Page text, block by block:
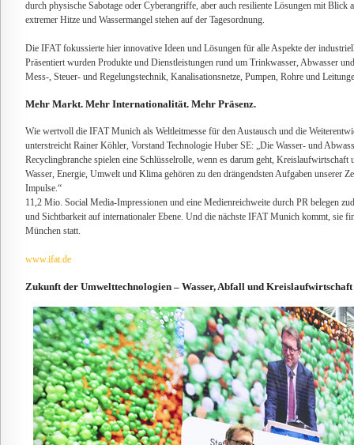
durch physische Sabotage oder Cyberangriffe, aber auch resiliente Lösungen mit Blick
extremer Hitze und Wassermangel stehen auf der Tagesordnung.
Die IFAT fokussierte hier innovative Ideen und Lösungen für alle Aspekte der
Präsentiert wurden Produkte und Dienstleistungen rund um Trinkwasser, Abwasser
Mess-, Steuer- und Regelungstechnik, Kanalisationsnetze, Pumpen, Rohre und
Mehr Markt. Mehr Internationalität. Mehr Präsenz.
Wie wertvoll die IFAT Munich als Weltleitmesse für den Austausch und die
unterstreicht Rainer Köhler, Vorstand Technologie Huber SE: „Die Wasser- und
Recyclingbranche spielen eine Schlüsselrolle, wenn es darum geht, Kreislaufwirtschaft
Wasser, Energie, Umwelt und Klima gehören zu den drängendsten Aufgaben unserer
Impulse.“
11,2 Mio. Social Media-Impressionen und eine Medienreichweite durch PR belegen
und Sichtbarkeit auf internationaler Ebene. Und die nächste IFAT Munich kommt, sie
München statt.
www.ifat.de
Zukunft der Umwelttechnologien – Wasser, Abfall und